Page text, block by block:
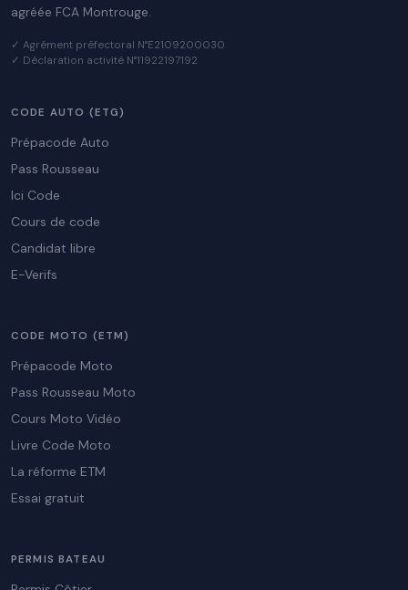
agréée FCA Montrouge.
✓ Agrément préfectoral N°E2109200030
✓ Déclaration activité N°11922197192
CODE AUTO (ETG)
Prépacode Auto
Pass Rousseau
Ici Code
Cours de code
Candidat libre
E-Verifs
CODE MOTO (ETM)
Prépacode Moto
Pass Rousseau Moto
Cours Moto Vidéo
Livre Code Moto
La réforme ETM
Essai gratuit
PERMIS BATEAU